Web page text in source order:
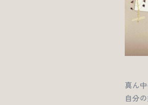
真ん
自分